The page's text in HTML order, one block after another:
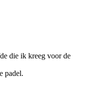
die ik kreeg voor de
padel.